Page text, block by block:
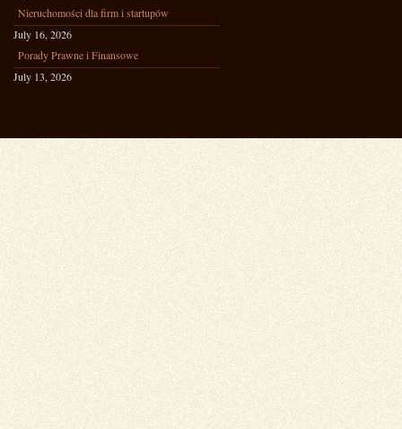
Nieruchomości dla firm i startupów
July 16, 2026
Porady Prawne i Finansowe
July 13, 2026